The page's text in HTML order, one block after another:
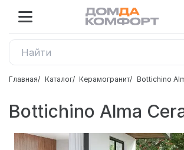
Главная Каталог Керамогранит Bottichino
Bottichino Alma